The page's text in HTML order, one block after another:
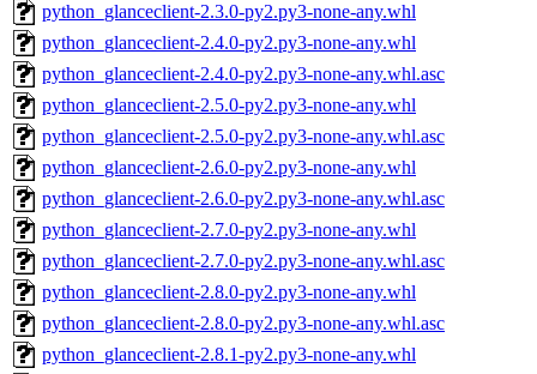
python_glanceclient-2.3.0-py2.py3-none-any.whl
python_glanceclient-2.4.0-py2.py3-none-any.whl
python_glanceclient-2.4.0-py2.py3-none-any.whl.asc
python_glanceclient-2.5.0-py2.py3-none-any.whl
python_glanceclient-2.5.0-py2.py3-none-any.whl.asc
python_glanceclient-2.6.0-py2.py3-none-any.whl
python_glanceclient-2.6.0-py2.py3-none-any.whl.asc
python_glanceclient-2.7.0-py2.py3-none-any.whl
python_glanceclient-2.7.0-py2.py3-none-any.whl.asc
python_glanceclient-2.8.0-py2.py3-none-any.whl
python_glanceclient-2.8.0-py2.py3-none-any.whl.asc
python_glanceclient-2.8.1-py2.py3-none-any.whl